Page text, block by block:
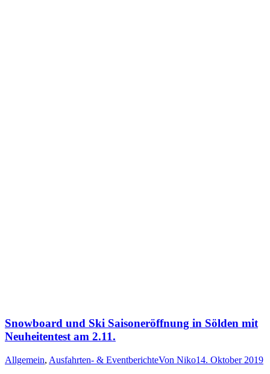
Snowboard und Ski Saisoneröffnung in Sölden mit
Neuheitentest am 2.11.
Allgemein, Ausfahrten- & EventberichteVon Niko14. Oktober 2019